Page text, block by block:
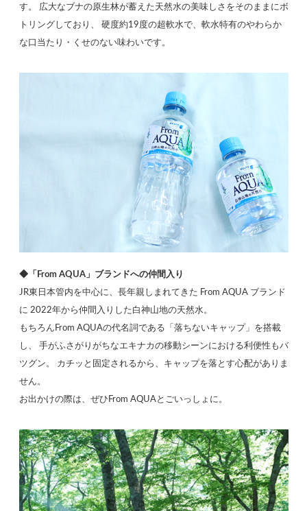
す。 広大なブナの原生林が蓄えた天然水の美味しさをそのままにボ
トリングしており、 硬度約19度の超軟水で、軟水特有のやわらか
な口当たり・くせのない味わいです。
◆「From AQUA」ブランドへの仲間入り
JR東日本管内を中心に、長年親しまれてきた From AQUA ブランド
に 2022年から仲間入りした白神山地の天然水。
もちろんFrom AQUAの代名詞である「落ちないキャップ」を搭載
し、 手がふさがりがちなエキナカの移動シーンにおける利便性もバ
ツグン。 カチッと固定されるから、キャップを落とす心配がありま
せん。
お出かけの際は、ぜひFrom AQUAとごいっしょに。